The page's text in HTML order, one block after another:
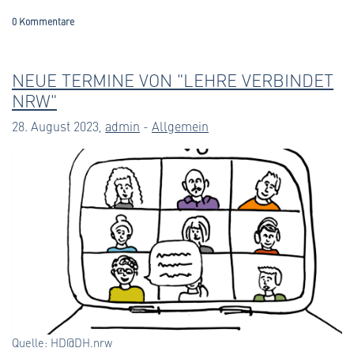
0 Kommentare
NEUE TERMINE VON "LEHRE VERBINDET
NRW"
28. August 2023, admin - Allgemein
Quelle: HD@DH.nrw